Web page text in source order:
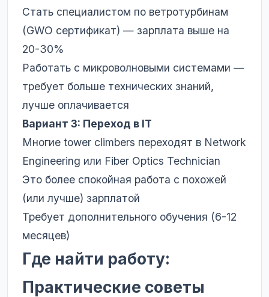
Стать специалистом по ветротурбинам
(GWO сертификат) — зарплата выше на
20-30%
Работать с микроволновыми системами —
требует больше технических знаний,
лучше оплачивается
Вариант 3: Переход в IT
Многие tower climbers переходят в Network
Engineering или Fiber Optics Technician
Это более спокойная работа с похожей
(или лучше) зарплатой
Требует дополнительного обучения (6-12
месяцев)
Где найти работу:
Практические советы